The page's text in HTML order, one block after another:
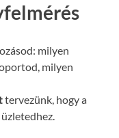
milyen
milyen
tervezünk, hogy a